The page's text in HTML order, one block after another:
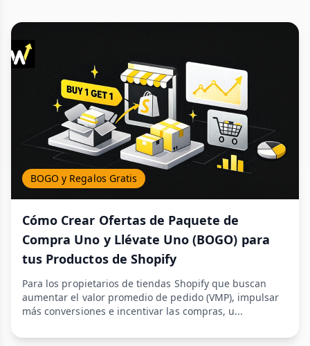
BOGO y Regalos Gratis
Cómo Crear Ofertas de Paquete de
Compra Uno y Llévate Uno (BOGO) para
tus Productos de Shopify
Para los propietarios de tiendas Shopify que buscan
aumentar el valor promedio de pedido (VMP), impulsar
más conversiones e incentivar las compras, u...